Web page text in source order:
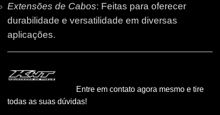
Extensões de Cabos: Feitas para oferecer
durabilidade e versatilidade em diversas
aplicações.
Entre em contato agora mesmo e tire
todas as suas dúvidas!